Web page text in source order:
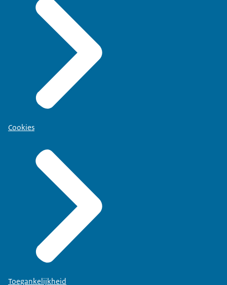
Cookies
Toegankelijkheid